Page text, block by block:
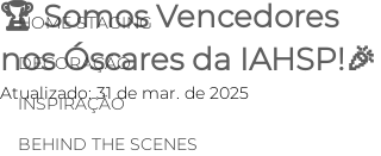
HOME STAGING
DECORAÇÃO
INSPIRAÇÃO
BEHIND THE SCENES
🏆 Somos Vencedores
nos Óscares da IAHSP!🎉
Atualizado:31 de mar. de 2025